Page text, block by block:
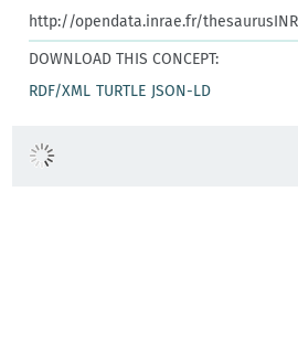
http://opendata.inrae.fr/
DOWNLOAD THIS CONCEPT:
RDF/XML TURTLE JSON-LD